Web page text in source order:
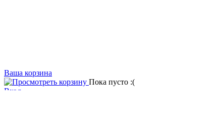
Ваша корзина
Пока пусто :(
Вход